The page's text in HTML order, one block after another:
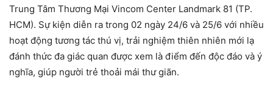
Trung Tâm Thương Mại Vincom Center Landmark 81 (TP.
HCM). Sự kiện diễn ra trong 02 ngày 24/6 và 25/6 với nhiều
hoạt động tương tác thú vị, trải nghiệm thiên nhiên mới lạ
đánh thức đa giác quan được xem là điểm đến độc đáo và ý
nghĩa, giúp người trẻ thoải mái thư giãn.